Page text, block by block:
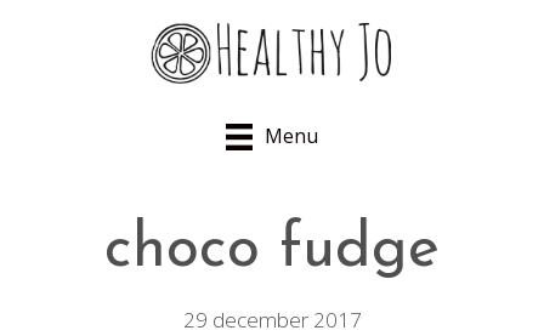
Menu
choco fudge
29 december 2017